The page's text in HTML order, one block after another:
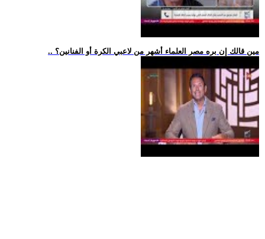
.. مين قالك إن بره مصر العلماء أشهر من لاعبي الكرة أو الفنانين؟